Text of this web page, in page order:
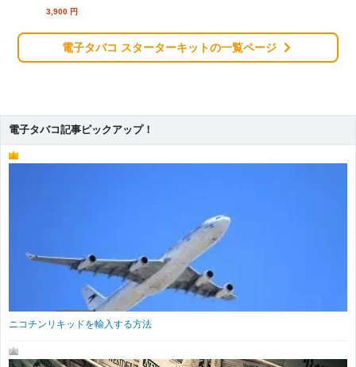
3,900 円
電子タバコ スターターキットの一覧ページ
電子タバコ記事ピックアップ！
ニコチンリキッドを輸入する方法